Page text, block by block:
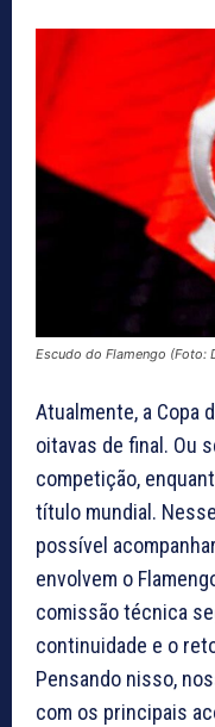
Escudo do Flamengo (Foto:
Atualmente, a Copa
oitavas de final. Ou
competição,
título mundial.
possível
envolvem o
comissão técnica
continuidade e o
Pensando nisso,
com os principais